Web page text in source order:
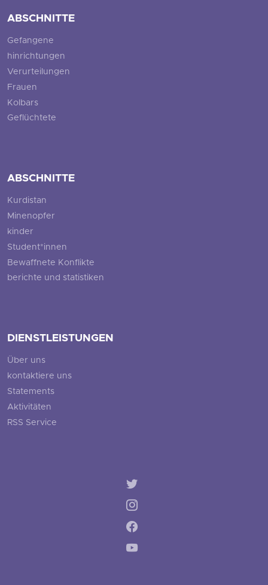
ABSCHNITTE
Gefangene
hinrichtungen
Verurteilungen
Frauen
Kolbars
Geflüchtete
ABSCHNITTE
Kurdistan
Minenopfer
kinder
Student*innen
Bewaffnete Konflikte
berichte und statistiken
DIENSTLEISTUNGEN
Über uns
kontaktiere uns
Statements
Aktivitäten
RSS Service